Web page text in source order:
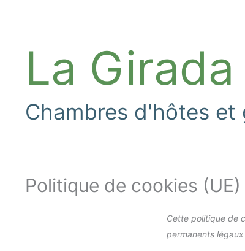
La Girada
Chambres d'hôtes et
Politique de cookies (UE)
Cette politique de
permanents légaux